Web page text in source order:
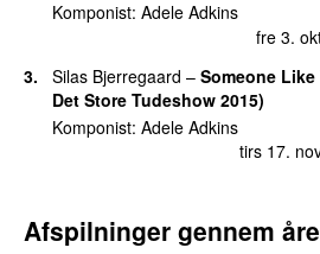
Let Yourself Skyfall (med Eminem )
søn 8.
21
Million Years Ago
tirs 8. dec
Million Years Ago (Efe Tekin
21 .
Right as Rain
ons 15. feb
fre 3.
Komponist: Adele Adkins
3. Silas Bjerregaard – Someone
Det Store Tudeshow 2015)
tirs 17.
Komponist: Adele Adkins
Afspilninger gennem